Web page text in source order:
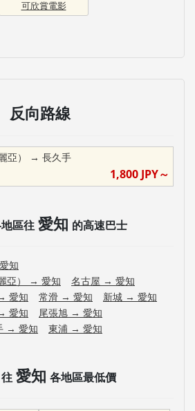
可欣賞電影
反向路線
亞） → 長久手
1,800 JPY～
區往 愛知 的高速巴士
愛知
）
→ 愛知 名古屋 → 愛知
愛知 常滑 → 愛知 新城 → 愛知
愛知 尾張旭 → 愛知
→ 愛知 東浦 → 愛知
往 愛知 各地區最低價